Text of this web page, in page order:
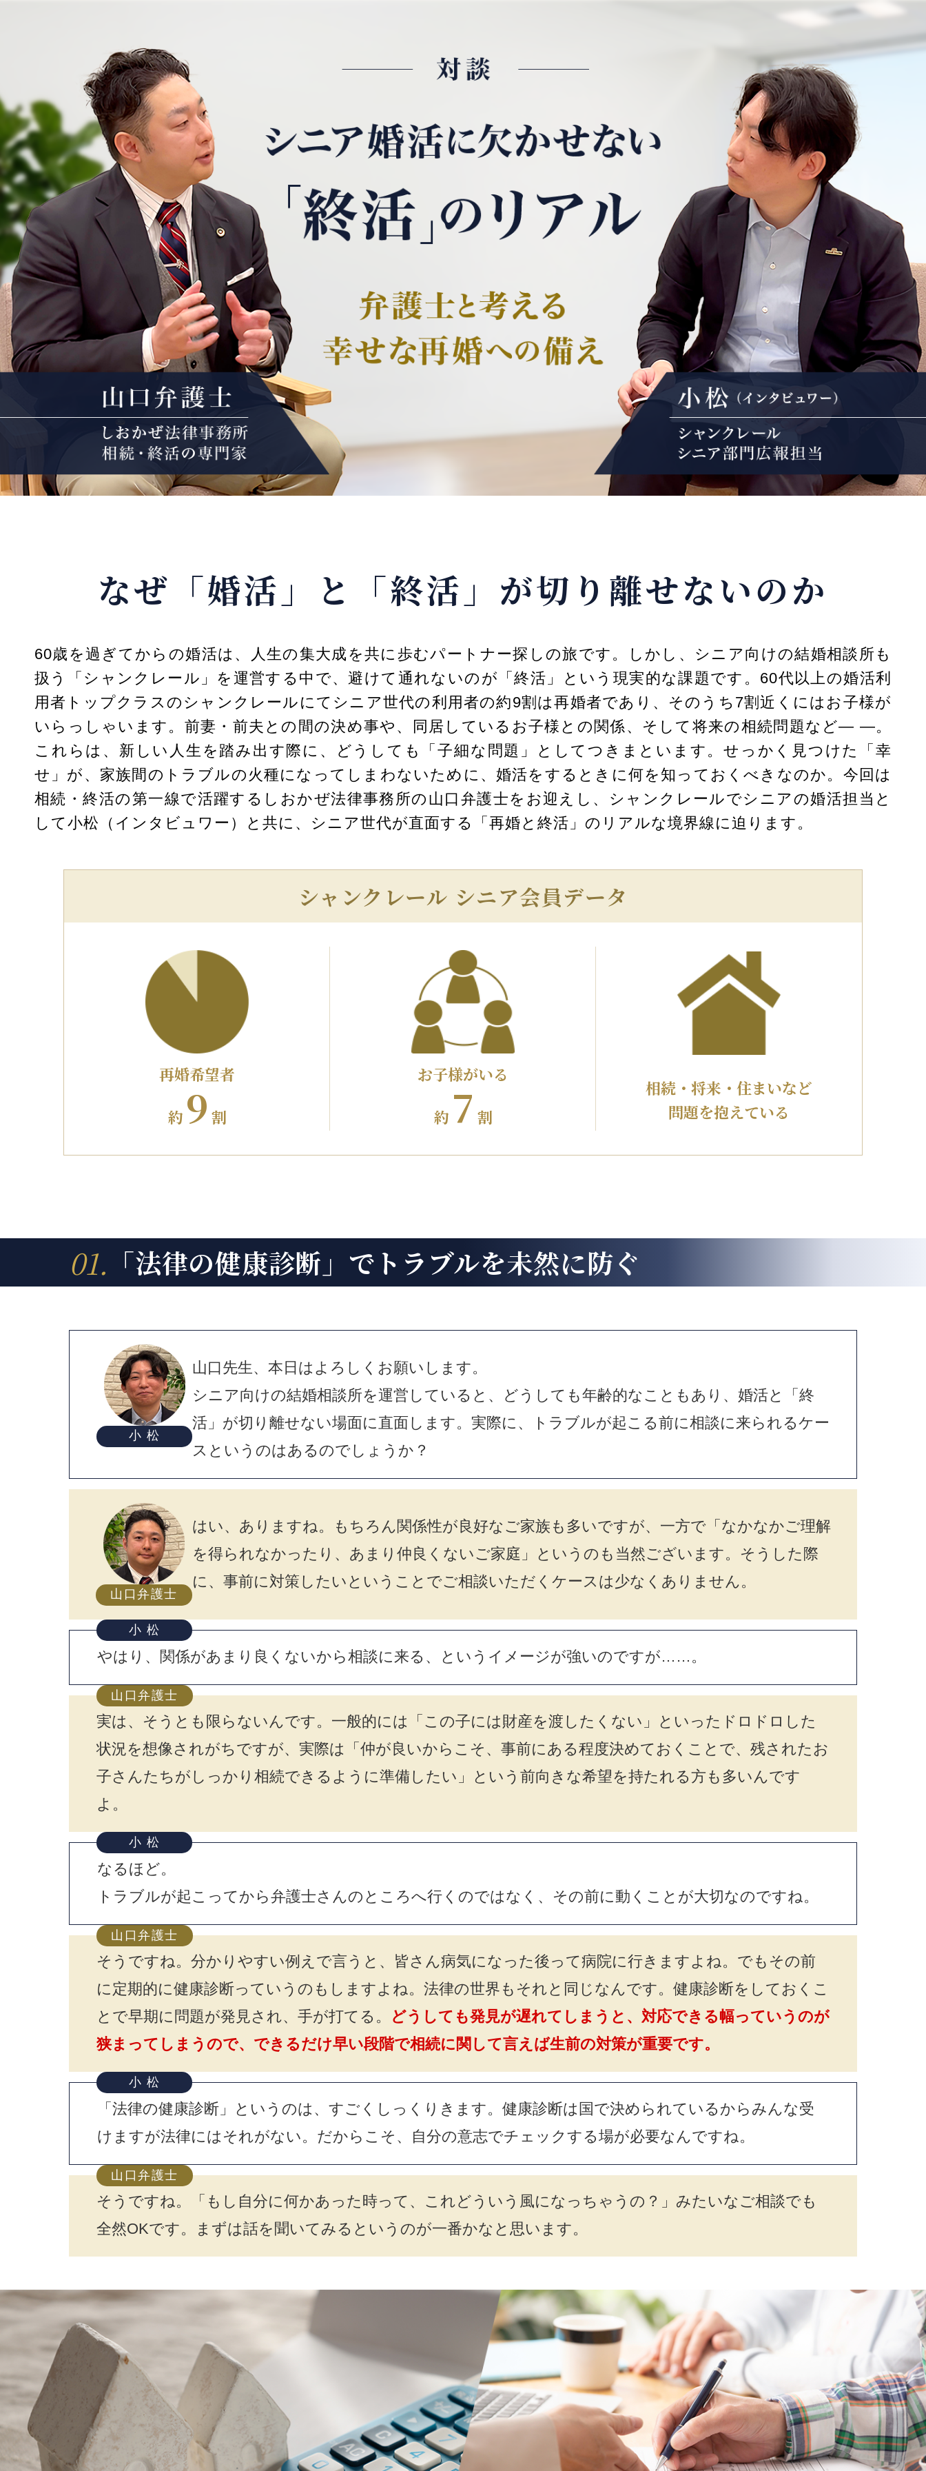
なぜ「婚活」と「終活」が切り離せないのか
60歳を過ぎてからの婚活は、人生の集大成を共に歩むパートナー探しの旅です。しかし、シニア向けの結婚相談所も
扱う「シャンクレール」を運営する中で、避けて通れないのが「終活」という現実的な課題です。60代以上の婚活利
用者トップクラスのシャンクレールにてシニア世代の利用者の約9割は再婚者であり、そのうち7割近くにはお子様が
いらっしゃいます。前妻・前夫との間の決め事や、同居しているお子様との関係、そして将来の相続問題など― ―。
これらは、新しい人生を踏み出す際に、どうしても「子細な問題」としてつきまといます。せっかく見つけた「幸
せ」が、家族間のトラブルの火種になってしまわないために、婚活をするときに何を知っておくべきなのか。今回は
相続・終活の第一線で活躍するしおかぜ法律事務所の山口弁護士をお迎えし、シャンクレールでシニアの婚活担当と
して小松（インタビュワー）と共に、シニア世代が直面する「再婚と終活」のリアルな境界線に迫ります。
シャンクレール シニア会員データ
再婚希望者
約 9 割
お子様がいる
約 7 割
相続・将来・住まいなど
問題を抱えている
01. 「法律の健康診断」で トラブルを未然に防ぐ
小 松
山口先生、本日はよろしくお願いします。
シニア向けの結婚相談所を運営していると、どうしても年齢的なこともあり、婚活と「終
活」が切り離せない場面に直面します。実際に、トラブルが起こる前に相談に来られるケー
スというのはあるのでしょうか？
山口弁護士
はい、ありますね。もちろん関係性が良好なご家族も多いですが、一方で「なかなかご理解
を得られなかったり、あまり仲良くないご家庭」というのも当然ございます。そうした際
に、事前に対策したいということでご相談いただくケースは少なくありません。
小 松
やはり、関係があまり良くないから相談に来る、というイメージが強いのですが……。
山口弁護士
実は、そうとも限らないんです。一般的には「この子には財産を渡したくない」といったドロドロした
状況を想像されがちですが、実際は「仲が良いからこそ、事前にある程度決めておくことで、残されたお
子さんたちがしっかり相続できるように準備したい」という前向きな希望を持たれる方も多いんです
よ。
小 松
なるほど。
トラブルが起こってから弁護士さんのところへ行くのではなく、その前に動くことが大切なのですね。
山口弁護士
そうですね。分かりやすい例えで言うと、皆さん病気になった後って病院に行きますよね。でもその前
に定期的に健康診断っていうのもしますよね。法律の世界もそれと同じなんです。健康診断をしておくこ
とで早期に問題が発見され、手が打てる。
どうしても発見が遅れてしまうと、対応できる幅っていうのが
狭まってしまうので、できるだけ早い段階で相続に関して言えば生前の対策が重要です。
小 松
「法律の健康診断」というのは、すごくしっくりきます。健康診断は国で決められているからみんな受
けますが法律にはそれがない。だからこそ、自分の意志でチェックする場が必要なんですね。
山口弁護士
そうですね。「もし自分に何かあった時って、これどういう風になっちゃうの？」みたいなご相談でも
全然OKです。まずは話を聞いてみるというのが一番かなと思います。